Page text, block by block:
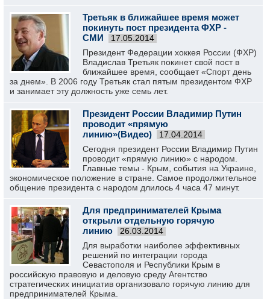
Третьяк в ближайшее время может
покинуть пост президента ФХР -
СМИ
17.05.2014
Президент Федерации хоккея России (ФХР)
Владислав Третьяк покинет свой пост в
ближайшее время, сообщает «Спорт день
за днем». В 2006 году Третьяк стал пятым президентом ФХР
и занимает эту должность уже семь лет.
Президент России Владимир Путин
проводит «прямую
линию»(Видео)
17.04.2014
Сегодня президент России Владимир Путин
проводит «прямую линию» с народом.
Главные темы - Крым, события на Украине,
экономическое положение в стране. Самое продолжительное
общение президента с народом длилось 4 часа 47 минут.
Для предпринимателей Крыма
открыли отдельную горячую
линию
26.03.2014
Для выработки наиболее эффективных
решений по интеграции города
Севастополя и Республики Крым в
российскую правовую и деловую среду Агентство
стратегических инициатив организовало горячую линию для
предпринимателей Крыма.